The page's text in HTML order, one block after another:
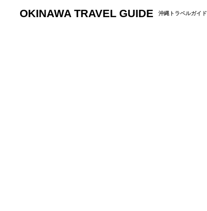
OKINAWA TRAVEL GUIDE 沖縄トラベルガイド